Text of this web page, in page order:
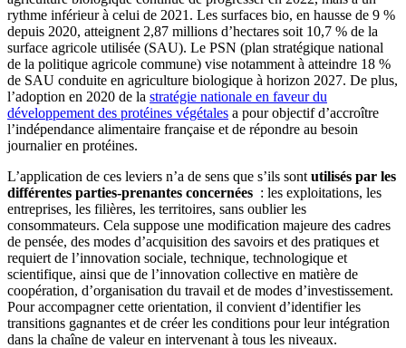
rythme inférieur à celui de 2021. Les surfaces bio, en hausse de 9 %
depuis 2020, atteignent 2,87 millions d’hectares soit 10,7 % de la
surface agricole utilisée (SAU). Le PSN (plan stratégique national
de la politique agricole commune) vise notamment à atteindre 18 %
de SAU conduite en agriculture biologique à horizon 2027. De plus,
l’adoption en 2020 de la stratégie nationale en faveur du
développement des protéines végétales a pour objectif d’accroître
l’indépendance alimentaire française et de répondre au besoin
journalier en protéines.
L’application de ces leviers n’a de sens que s’ils sont utilisés par les
différentes parties-prenantes concernées : les exploitations, les
entreprises, les filières, les territoires, sans oublier les
consommateurs. Cela suppose une modification majeure des cadres
de pensée, des modes d’acquisition des savoirs et des pratiques et
requiert de l’innovation sociale, technique, technologique et
scientifique, ainsi que de l’innovation collective en matière de
coopération, d’organisation du travail et de modes d’investissement.
Pour accompagner cette orientation, il convient d’identifier les
transitions gagnantes et de créer les conditions pour leur intégration
dans la chaîne de valeur en intervenant à tous les niveaux.